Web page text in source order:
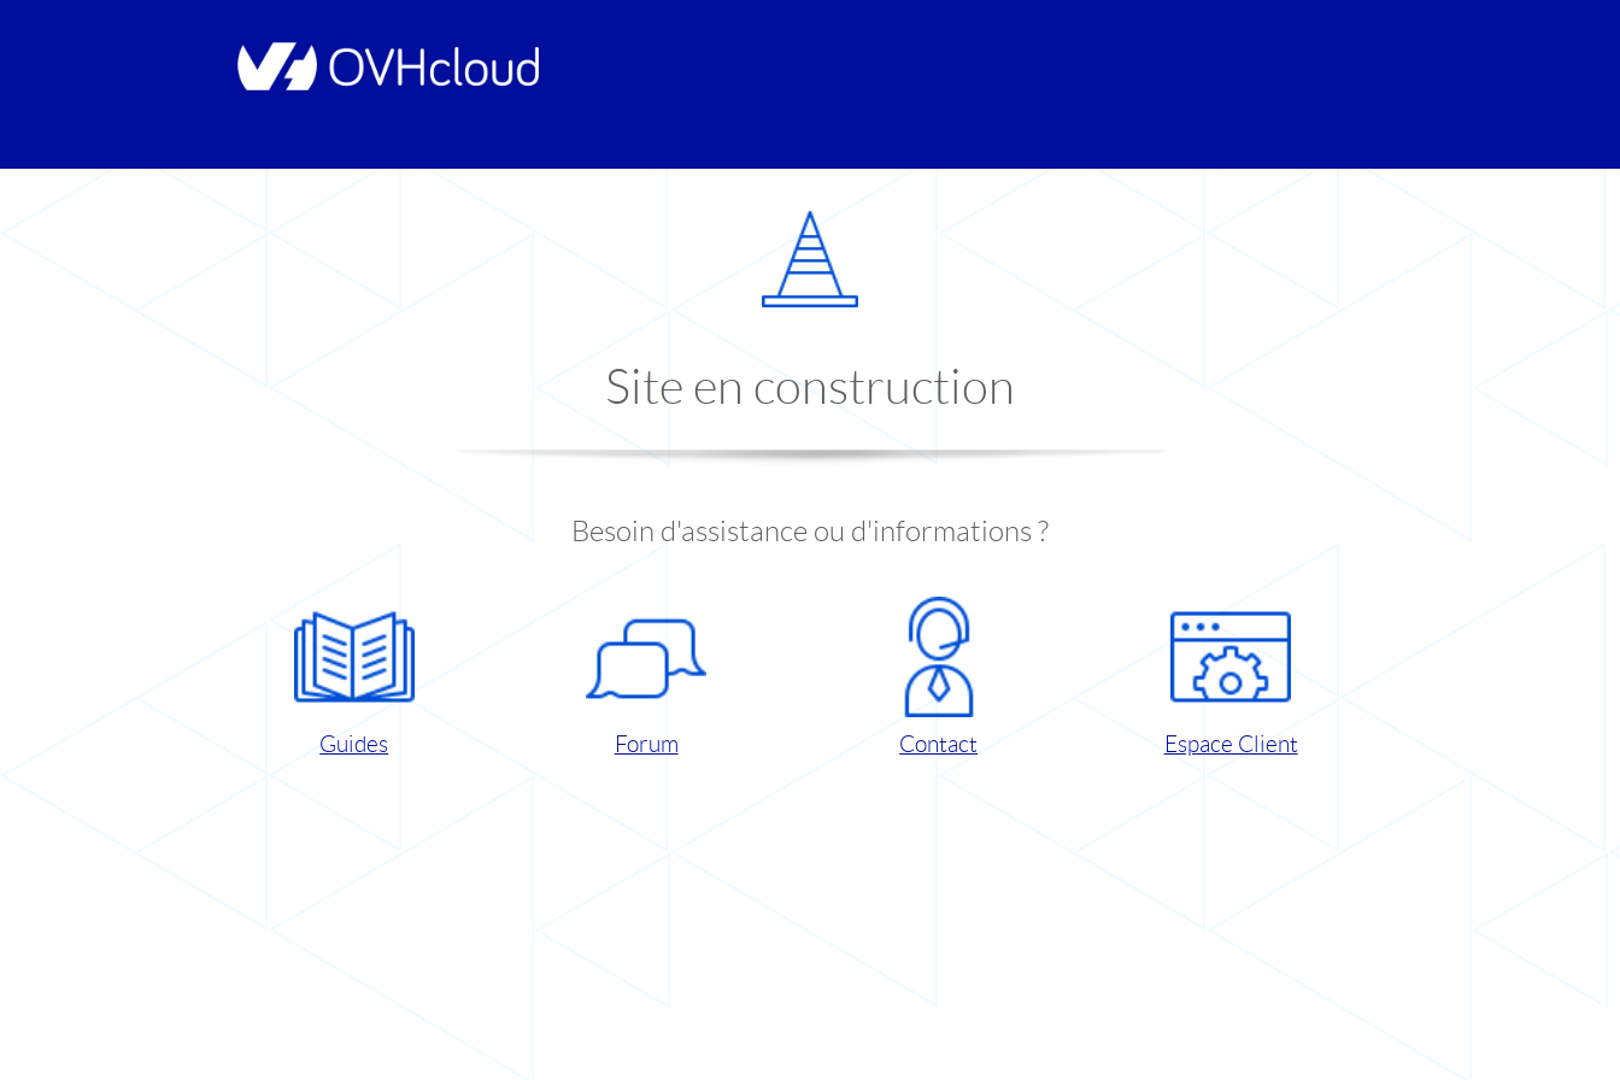
Site en construction
Besoin d'assistance ou d'informations ?
Guides Forum Contact Espace Client